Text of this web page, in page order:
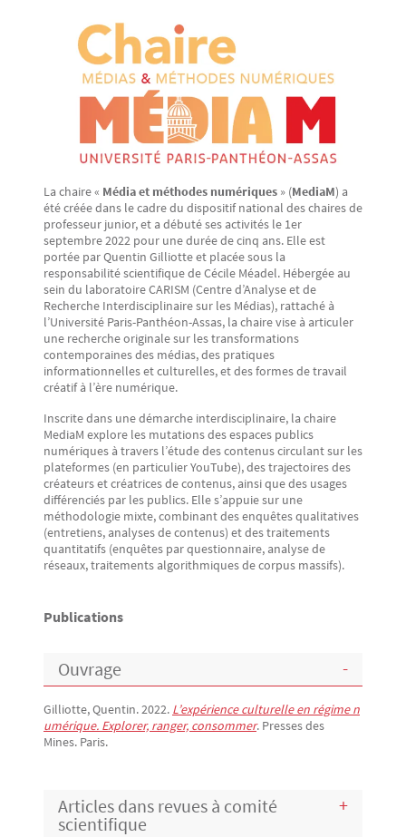
Texte
La chaire « Média et méthodes numériques » (MediaM) a
été créée dans le cadre du dispositif national des chaires de
professeur junior, et a débuté ses activités le 1er
septembre 2022 pour une durée de cinq ans. Elle est
portée par Quentin Gilliotte et placée sous la
responsabilité scientifique de Cécile Méadel. Hébergée au
sein du laboratoire CARISM (Centre d’Analyse et de
Recherche Interdisciplinaire sur les Médias), rattaché à
l’Université Paris-Panthéon-Assas, la chaire vise à articuler
une recherche originale sur les transformations
contemporaines des médias, des pratiques
informationnelles et culturelles, et des formes de travail
créatif à l’ère numérique.
Inscrite dans une démarche interdisciplinaire, la chaire
MediaM explore les mutations des espaces publics
numériques à travers l’étude des contenus circulant sur les
plateformes (en particulier YouTube), des trajectoires des
créateurs et créatrices de contenus, ainsi que des usages
différenciés par les publics. Elle s’appuie sur une
méthodologie mixte, combinant des enquêtes qualitatives
(entretiens, analyses de contenus) et des traitements
quantitatifs (enquêtes par questionnaire, analyse de
réseaux, traitements algorithmiques de corpus massifs).
Texte
Publications
Ouvrage
Gilliotte, Quentin. 2022. L’expérience culturelle en régime n
umérique. Explorer, ranger, consommer. Presses des
Mines. Paris.
Articles dans revues à comité
scientifique